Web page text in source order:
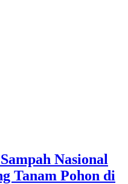
Nasional
Tanam Pohon di